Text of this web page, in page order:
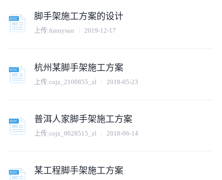
脚手架施工方案的设计
上传:funnysun 2019-12-17
杭州某脚手架施工方案
上传:cojz_2100855_zl 2018-05-23
普洱人家脚手架施工方案
上传:cojz_0628515_zl 2018-06-14
某工程脚手架施工方案